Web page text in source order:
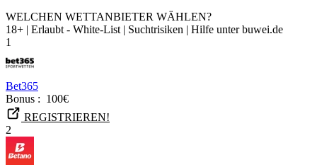
WELCHEN WETTANBIETER WÄHLEN?
18+ | Erlaubt - White-List | Suchtrisiken | Hilfe unter buwei.de
1
Bet365
Bonus : 100€
REGISTRIEREN!
2